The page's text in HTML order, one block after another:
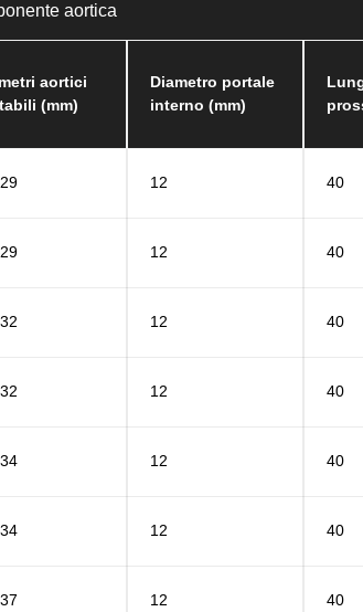
aortica
aortici
(mm)
Diametro portale
interno (mm)
12 40
12 40
12 40
12 40
12 40
12 40
12 40